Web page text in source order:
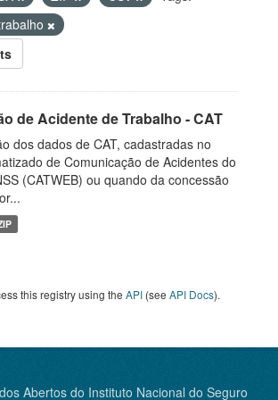
de Acidente de Trabalho - CAT
dos dados de CAT, cadastradas no
de Comunicação de Acidentes do
(CATWEB) ou quando da concessão
this registry using the API (see API Docs).
Abertos do Instituto Nacional do Seguro